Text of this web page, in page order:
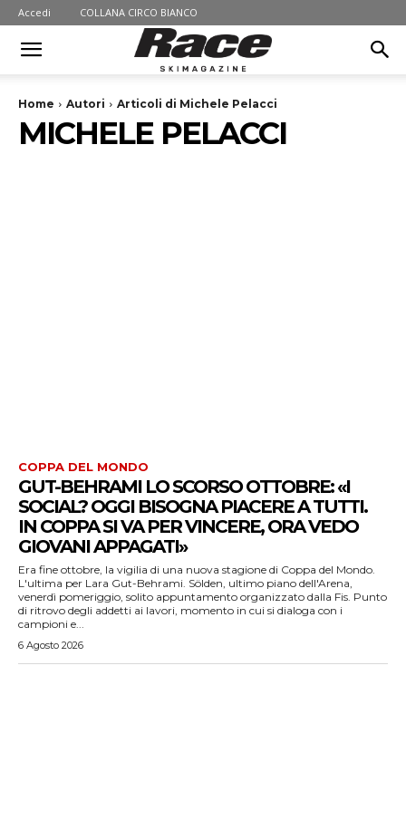
Accedi COLLANA CIRCO BIANCO
Home Autori Articoli di Michele Pelacci
MICHELE PELACCI
COPPA DEL MONDO
GUT-BEHRAMI LO SCORSO OTTOBRE: «I
SOCIAL? OGGI BISOGNA PIACERE A TUTTI.
IN COPPA SI VA PER VINCERE, ORA VEDO
GIOVANI APPAGATI»
Era fine ottobre, la vigilia di una nuova stagione di Coppa del Mondo.
L'ultima per Lara Gut-Behrami. Sölden, ultimo piano dell'Arena,
venerdì pomeriggio, solito appuntamento organizzato dalla Fis. Punto
di ritrovo degli addetti ai lavori, momento in cui si dialoga con i
campioni e...
6 Agosto 2026